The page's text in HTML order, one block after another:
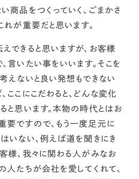
商品をつくっていく、ごまかさ
れが重要だと思います。
できると思いますが、お客様
言いたい事をいいます。そこを
えないと良い発想もできない
ここにこだわると、どんな変化
と思います。本物の時代とはお
要ですので、もう一度足元に
いない、例えば道を聞きにき
様、我々に関わる人がみなお
人たちが会社を愛してくれて、